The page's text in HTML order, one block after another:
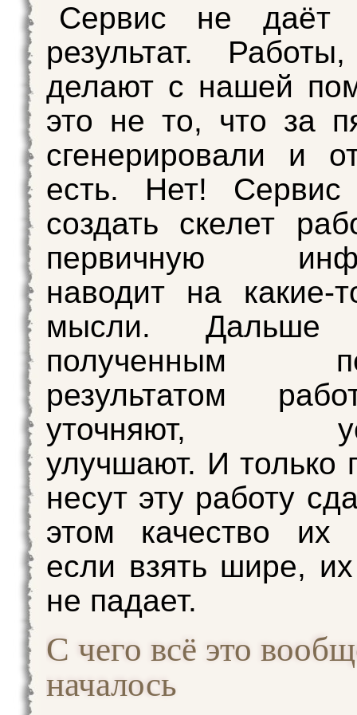
Сервис не даёт
результат.
делают с нашей
это не то, что за
сгенерировали и
есть. Нет! Сервис
создать скелет
первичную
наводит на какие-
мысли.
полученным
результатом
уточняют,
улучшают. И только
несут эту работу
этом качество их
если взять шире,
не падает.
С чего всё это
началось